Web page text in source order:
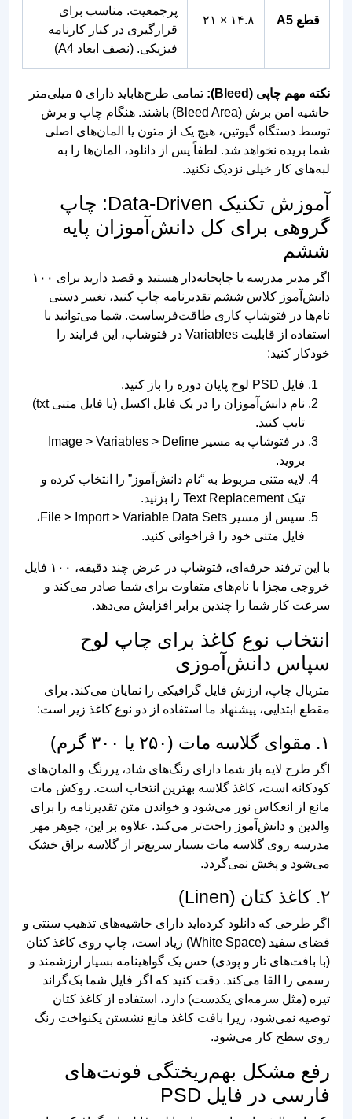
تمامی طرح‌هاباید دارای ۵ میلی‌متر
شما بریده نخواهد شد. لطفاً پس از دانلود، المان‌ها را به
لبه‌های کار خیلی نزدیک نکنید.
آموزش تکنیک Data-Driven: چاپ
گروهی برای کل دانش‌آموزان پایه
ششم
دانش‌آموز کلاس ششم تقدیرنامه چاپ کنید، تغییر دستی
نام‌ها در فتوشاپ کاری طاقت‌فرساست. شما می‌توانید با
استفاده از قابلیت Variables در فتوشاپ، این فرایند را
خودکار کنید:
فایل PSD لوح پایان دوره را باز کنید.
در فتوشاپ به مسیر Image > Variables > Define
بروید.
لایه متنی مربوط به “نام دانش‌آموز” را انتخاب کرده و
تیک Text Replacement را بزنید.
فایل متنی خود را فراخوانی کنید.
با این ترفند حرفه‌ای، فتوشاپ در عرض چند دقیقه، ۱۰۰ فایل
خروجی مجزا با نام‌های متفاوت برای شما صادر می‌کند و
انتخاب نوع کاغذ برای چاپ لوح
سپاس دانش‌آموزی
متریال چاپ، ارزش فایل گرافیکی را نمایان می‌کند. برای
مقطع ابتدایی، پیشنهاد ما استفاده از دو نوع کاغذ زیر است:
۱. مقوای گلاسه مات (۲۵۰ یا ۳۰۰ گرم)
اگر طرح لایه باز شما دارای رنگ‌های شاد، پررنگ و المان‌های
کودکانه است، کاغذ گلاسه بهترین انتخاب است. روکش مات
مانع از انعکاس نور می‌شود و خواندن متن تقدیرنامه را برای
والدین و دانش‌آموز راحت‌تر می‌کند. علاوه بر این، جوهر مهر
مدرسه روی گلاسه مات بسیار سریع‌تر از گلاسه براق خشک
می‌شود و پخش نمی‌گردد.
۲. کاغذ کتان (Linen)
اگر طرحی که دانلود کرده‌اید دارای حاشیه‌های تذهیب سنتی و
فضای سفید (White Space) زیاد است، چاپ روی کاغذ کتان
(با بافت‌های تار و پودی) حس یک گواهینامه بسیار ارزشمند و
رسمی را القا می‌کند. دقت کنید که اگر فایل شما بک‌گراند
تیره (مثل سرمه‌ای یکدست) دارد، استفاده از کاغذ کتان
توصیه نمی‌شود، زیرا بافت کاغذ مانع نشستن یکنواخت رنگ
روی سطح کار می‌شود.
رفع مشکل بهم‌ریختگی فونت‌های
فارسی در فایل PSD
یکی از چالش‌های رایج پس از دانلود فایل‌های گرافیکی، باز
نشدن صحیح فونت‌هاست. متن لوح تقدیر پایان دوره ابتدایی
معمولاً با فونت‌های “ایران‌نستعلیق”، “شکسته”، “تیتر” یا